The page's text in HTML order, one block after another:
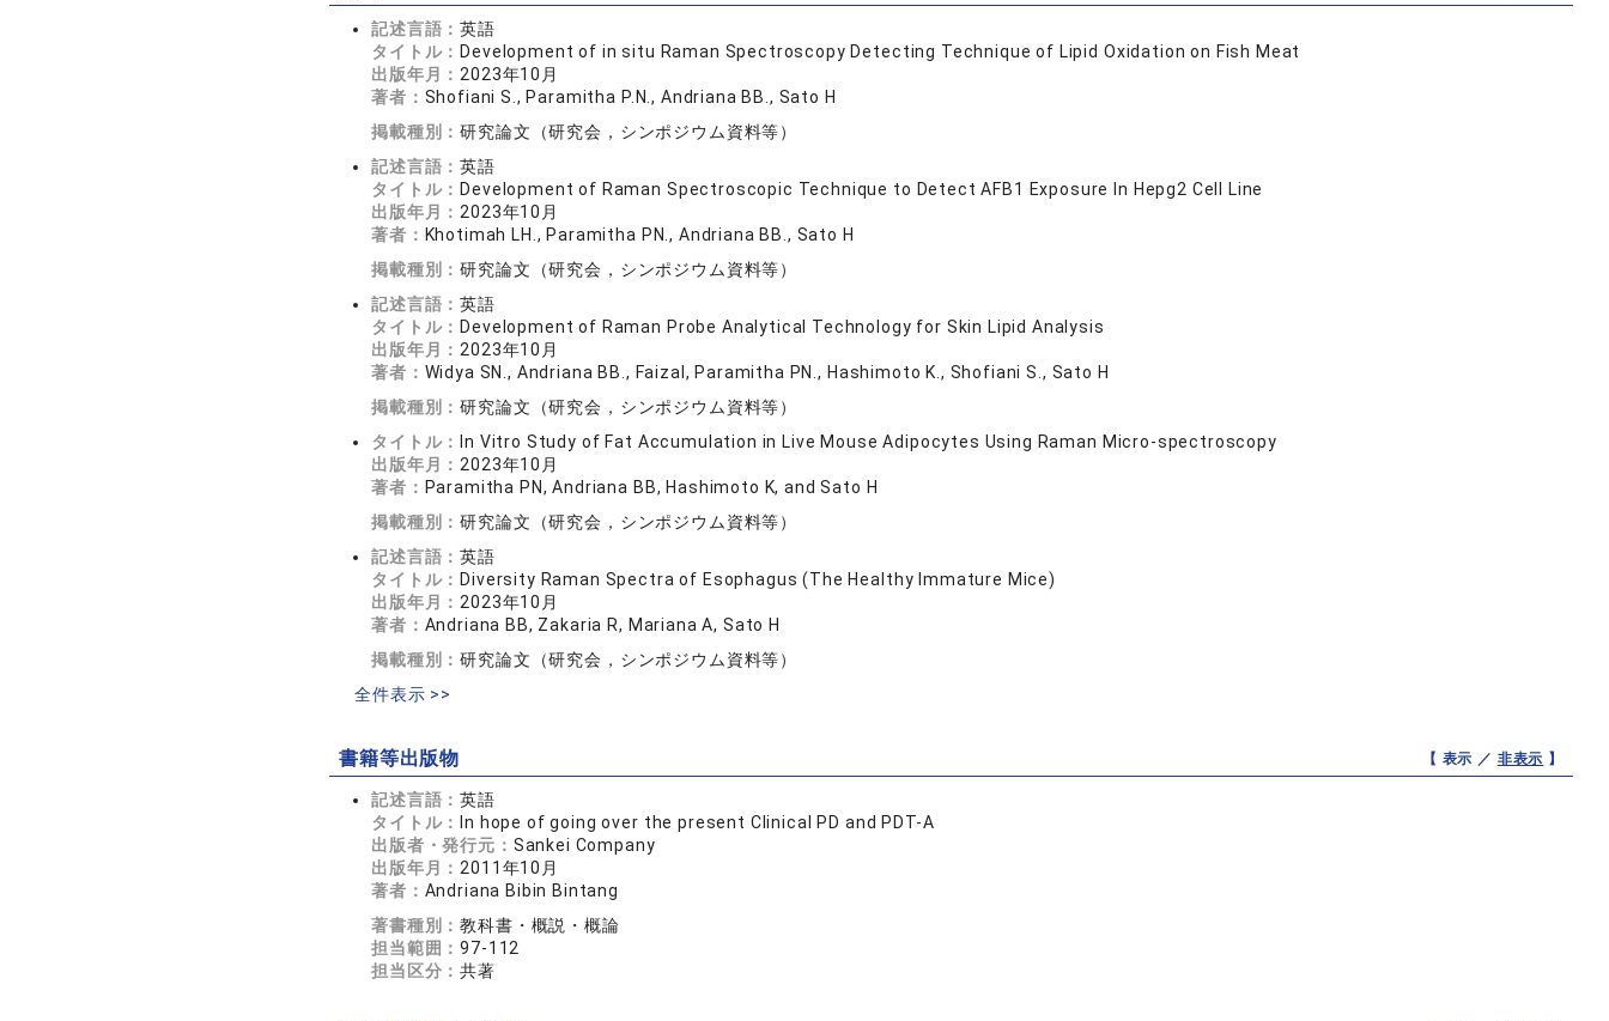
記述言語：英語
タイトル： Development of in situ Raman Spectroscopy Detecting Technique of Lipid Oxidation on Fish Meat
出版年月： 2023年10月
著者： Shofiani S., Paramitha P.N., Andriana BB., Sato H
掲載種別：研究論文（研究会，シンポジウム資料等）
記述言語：英語
タイトル： Development of Raman Spectroscopic Technique to Detect AFB1 Exposure In Hepg2 Cell Line
出版年月： 2023年10月
著者： Khotimah LH., Paramitha PN., Andriana BB., Sato H
掲載種別：研究論文（研究会，シンポジウム資料等）
記述言語：英語
タイトル： Development of Raman Probe Analytical Technology for Skin Lipid Analysis
出版年月： 2023年10月
著者： Widya SN., Andriana BB., Faizal, Paramitha PN., Hashimoto K., Shofiani S., Sato H
掲載種別：研究論文（研究会，シンポジウム資料等）
タイトル：
In Vitro Study of Fat Accumulation in Live Mouse Adipocytes Using Raman Micro-spectroscopy
出版年月： 2023年10月
著者： Paramitha PN, Andriana BB, Hashimoto K, and Sato H
掲載種別：研究論文（研究会，シンポジウム資料等）
記述言語：英語
タイトル： Diversity Raman Spectra of Esophagus (The Healthy Immature Mice)
出版年月： 2023年10月
著者： Andriana BB, Zakaria R, Mariana A, Sato H
掲載種別：研究論文（研究会，シンポジウム資料等）
全件表示 >>
書籍等出版物 【 表示 ／ 非表示 】
記述言語：英語
タイトル：
In hope of going over the present Clinical PD and PDT-A
出版者・発行元： Sankei Company
出版年月： 2011年10月
著者： Andriana Bibin Bintang
著書種別：教科書・概説・概論
担当範囲：97-112
担当区分：共著